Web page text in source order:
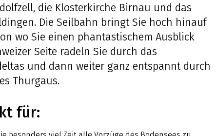
die Klosterkirche Birnau und das
Die Seilbahn bringt Sie hoch hinauf
wo Sie einen phantastischem Ausblick
Seite radeln Sie durch das
und dann weiter ganz entspannt durch
Thurgaus.
für: